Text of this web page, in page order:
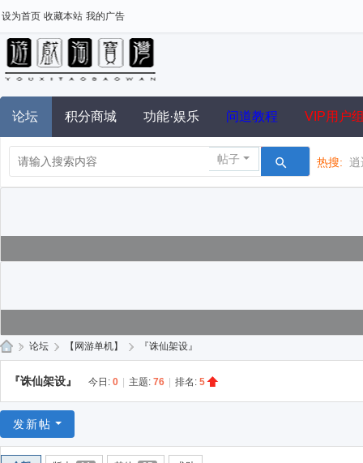
设为首页 收藏本站 我的广告
论坛 积分商城 功能·娱乐 问道教程 VIP用户
帖子 热搜: 逍
淘
宝
» 论坛 › 【网游单机】 › 『诛仙架设』
『诛仙架设』 今日: 0 主题: 76 排名: 5
发新帖